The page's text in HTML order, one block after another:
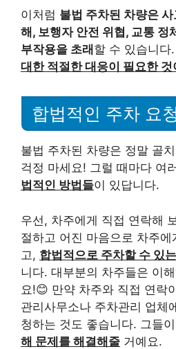
이처럼 불법 주차된 차량은
해, 보행자 안전 위협, 교통 정
부작용을 초래 할 수 있습니다
대한 적절한 대응이 필요한 것
합법적인 주차 요
불법 주차된 차량은 정말 골
걱정 마세요! 그럴 때마다 여
법적인 방법들이 있답니다.
우선, 차주에게 직접 연락해
절하고 어진 마음으로 차주
고, 합법적으로 주차할 수 있
니다. 대부분의 차주들은 이
요!😊 만약 차주와 직접 연락
관리사무소나 주차관리 업체
청하는 것도 좋습니다. 그들이
해 문제를 해결해줄 거예요.